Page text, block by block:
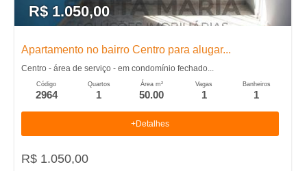
R$ 1.050,00
Apartamento no bairro Centro para alugar...
Centro - área de serviço - em condomínio fechado...
Código
2964
Quartos
1
Área m²
50.00
Vagas
1
Banheiros
1
+Detalhes
R$ 1.050,00